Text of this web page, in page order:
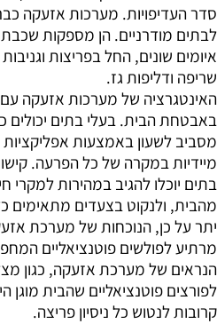
סדר העדיפויות. מערכות אזעקה
לבתים מודרניים. הן מספקות
איומים שונים, החל בפריצות
שריפה ודליפות גז.
האינטגרציה של מערכות אזעקה
באבטחת הבית. בעלי בתים
מסביב לשעון באמצעות
מיידיות במקרה של כל הפרעה.
בתים יוכלו להגיב במהירות למקרי
מהבית, ולנקוט בצעדים מתאימים
יתר על כן, הנוכחות של מערכת
מרתיע לפולשים פוטנציאליים
הנראים של מערכת אזעקה, כגון
לפורצים פוטנציאליים שהבית
קרובות לנטוש כל ניסיון פריצה.